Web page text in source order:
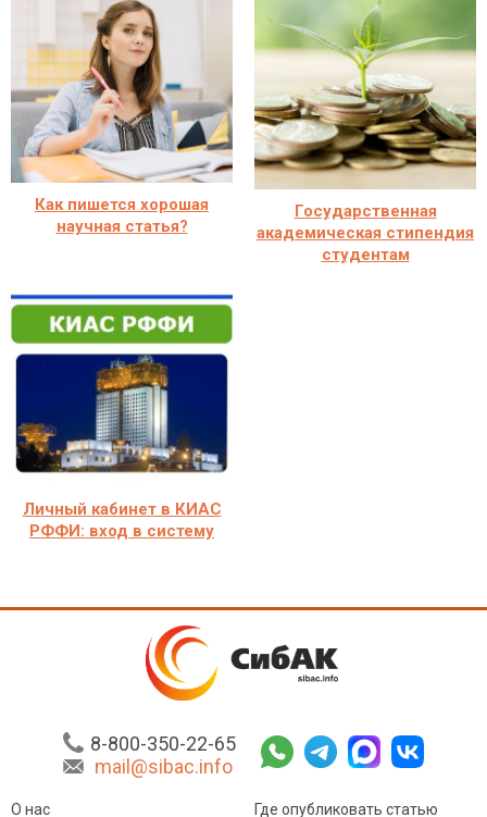
Как пишется хорошая
научная статья?
Государственная
академическая стипендия
студентам
Личный кабинет в КИАС
РФФИ: вход в систему
8-800-350-22-65
mail@sibac.info
О нас
Где опубликовать статью